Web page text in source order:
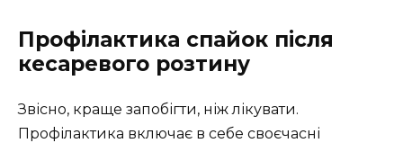
Профілактика спайок після
кесаревого розтину
Звісно, краще запобігти, ніж лікувати.
Профілактика включає в себе своєчасні